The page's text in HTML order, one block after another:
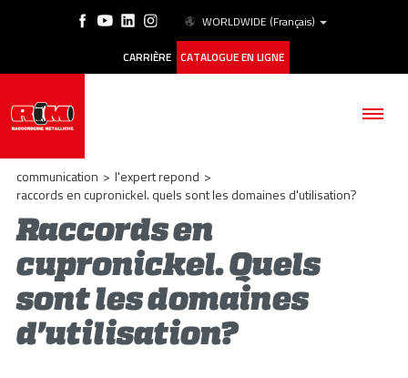
WORLDWIDE (Français)
CARRIÈRE CATALOGUE EN LIGNE
SOCIÉTÉ
PRODUITS
ESG
communication > l'expert repond >
raccords en cupronickel. quels sont les domaines d'utilisation?
Raccords en
cupronickel. Quels
sont les domaines
d'utilisation?